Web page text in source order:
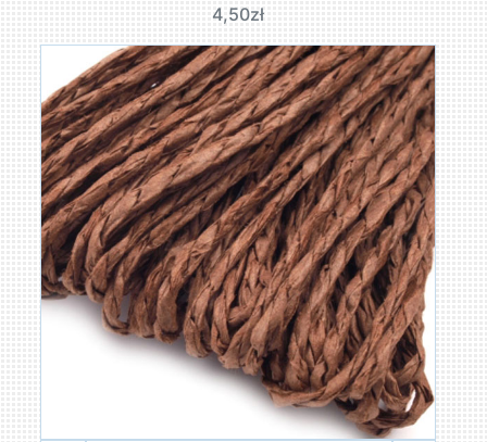
4,50zł